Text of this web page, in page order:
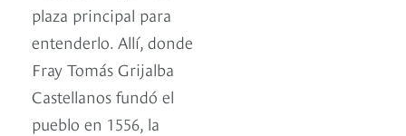
plaza principal para
entenderlo. Allí, donde
Fray Tomás Grijalba
Castellanos fundó el
pueblo en 1556, la